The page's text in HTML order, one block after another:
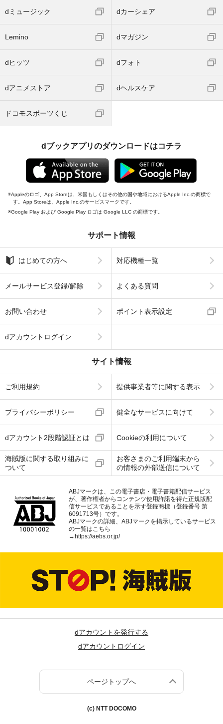
dミュージック dカーシェア
Lemino dマガジン
dヒッツ dフォト
dアニメストア dヘルスケア
ドコモスポーツくじ
dブックアプリのダウンロードはコチラ
Appleのロゴ、App Storeは、米国もしくはその他の国や地域におけるApple Inc.の商標で
す。App Storeは、Apple Inc.のサービスマークです。
Google Play および Google Play ロゴは Google LLC の商標です。
サポート情報
はじめての方へ 対応機種一覧
メールサービス登録/解除 よくある質問
お問い合わせ ポイント表示設定
dアカウントログイン
サイト情報
ご利用規約 提供事業者等に関する表示
プライバシーポリシー 健全なサービスに向けて
dアカウント2段階認証とは Cookieの利用について
海賊版に関する取り組みに
ついて
お客さまのご利用端末から
の情報の外部送信について
ABJマークは、この電子書店・電子書籍配信サービス
が、著作権者からコンテンツ使用許諾を得た正規版配
信サービスであることを示す登録商標（登録番号 第
6091713号）です。
ABJマークの詳細、ABJマークを掲示しているサービス
の一覧はこちら
→https://aebs.or.jp/
dアカウントを発行する
dアカウントログイン
ページトップへ
(c) NTT DOCOMO